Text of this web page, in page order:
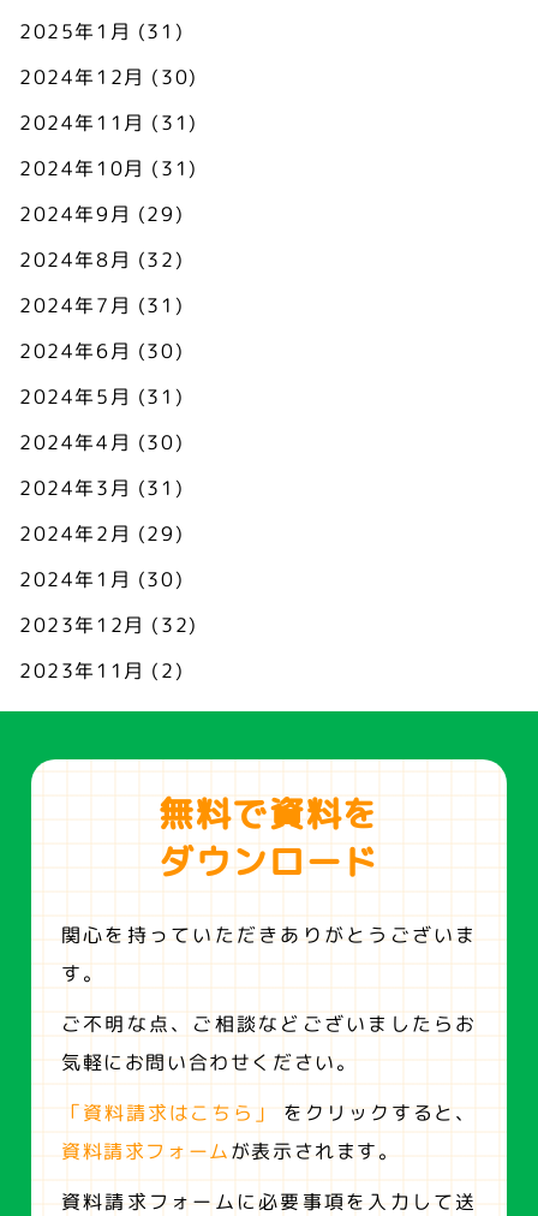
2025年1月 (31)
2024年12月 (30)
2024年11月 (31)
2024年10月 (31)
2024年9月 (29)
2024年8月 (32)
2024年7月 (31)
2024年6月 (30)
2024年5月 (31)
2024年4月 (30)
2024年3月 (31)
2024年2月 (29)
2024年1月 (30)
2023年12月 (32)
2023年11月 (2)
無料で資料を
ダウンロード
関心を持っていただきありがとうございま
す。
ご不明な点、ご相談などございましたらお
気軽にお問い合わせください。
「資料請求はこちら」
をクリックすると、
資料請求フォームが表示されます。
資料請求フォームに必要事項を入力して送